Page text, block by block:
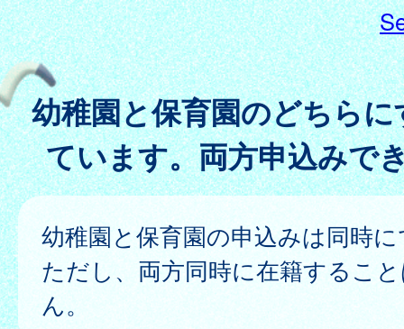
幼稚園と保育園のどちら
ています。両方申込みで
幼稚園と保育園の申込みは同時
ただし、両方同時に在籍するこ
ん。